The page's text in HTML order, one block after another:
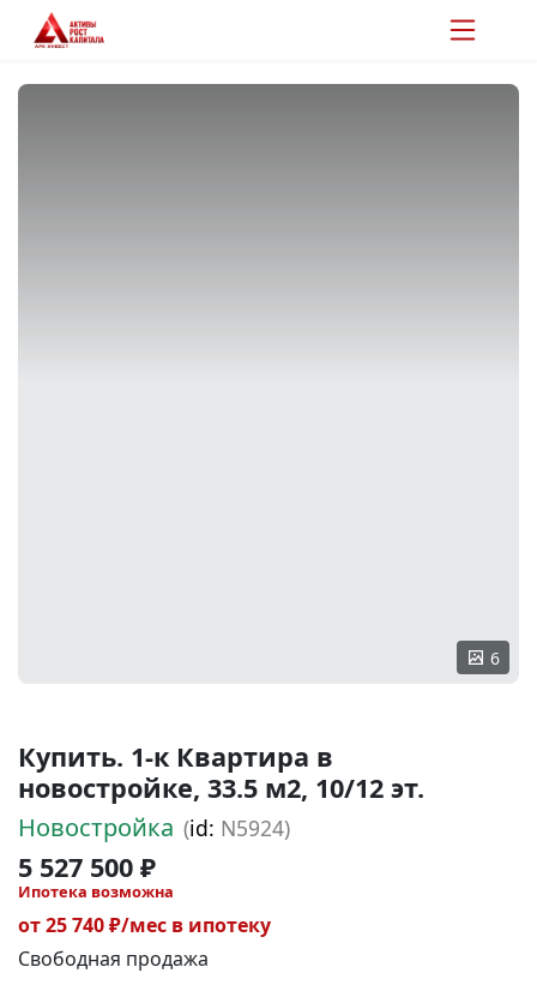
6
Купить. 1-к Квартира в
новостройке, 33.5 м2, 10/12 эт.
Новостройка (id: N5924)
5 527 500 ₽
Ипотека возможна
от 25 740 ₽/мес в ипотеку
Свободная продажа